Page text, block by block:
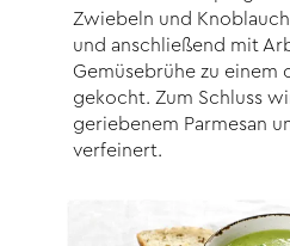
Zwiebeln und
und anschließend mit
Gemüsebrühe zu einem
gekocht. Zum Schluss
geriebenem Parmesan
verfeinert.